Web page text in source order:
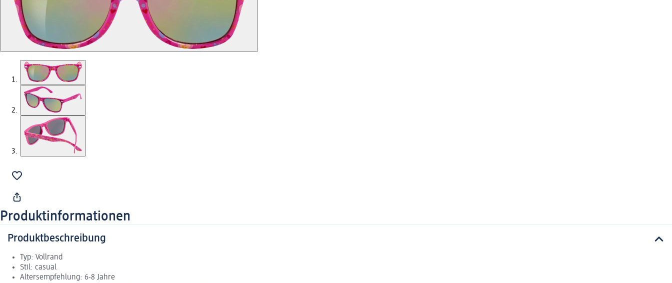
Produktinformationen
Produktbeschreibung
Typ: Vollrand
Stil: casual
Altersempfehlung: 6-8 Jahre